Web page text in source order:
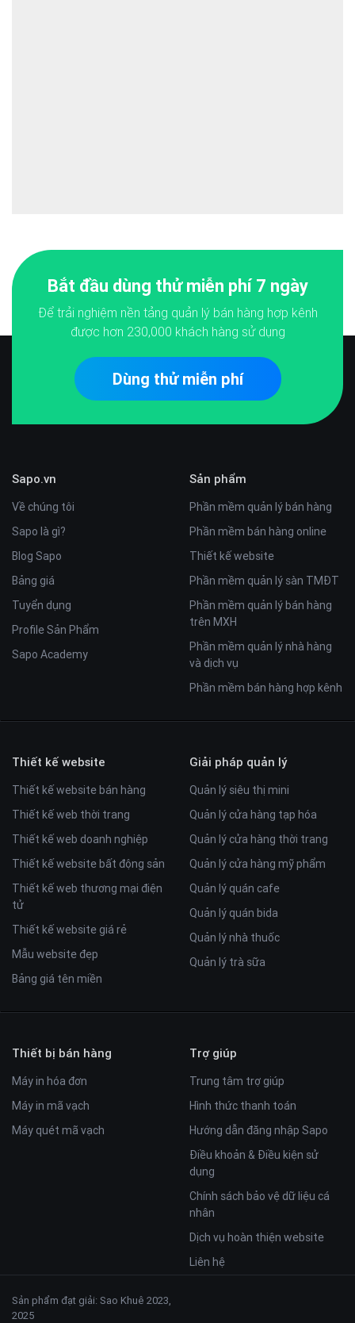
Bắt đầu dùng thử miễn phí 7 ngày
Để trải nghiệm nền tảng quản lý bán hàng hợp kênh
được hơn 230,000 khách hàng sử dụng
Dùng thử miễn phí
Sapo.vn
Về chúng tôi
Sapo là gì?
Blog Sapo
Bảng giá
Tuyển dụng
Profile Sản Phẩm
Sapo Academy
Sản phẩm
Phần mềm quản lý bán hàng
Phần mềm bán hàng online
Thiết kế website
Phần mềm quản lý sàn TMĐT
Phần mềm quản lý bán hàng
trên MXH
Phần mềm quản lý nhà hàng
và dịch vụ
Phần mềm bán hàng hợp kênh
Thiết kế website
Thiết kế website bán hàng
Thiết kế web thời trang
Thiết kế web doanh nghiệp
Thiết kế website bất động sản
Thiết kế web thương mại điện
tử
Thiết kế website giá rẻ
Mẫu website đẹp
Bảng giá tên miền
Giải pháp quản lý
Quản lý siêu thị mini
Quản lý cửa hàng tạp hóa
Quản lý cửa hàng thời trang
Quản lý cửa hàng mỹ phẩm
Quản lý quán cafe
Quản lý quán bida
Quản lý nhà thuốc
Quản lý trà sữa
Thiết bị bán hàng
Máy in hóa đơn
Máy in mã vạch
Máy quét mã vạch
Trợ giúp
Trung tâm trợ giúp
Hình thức thanh toán
Hướng dẫn đăng nhập Sapo
Điều khoản & Điều kiện sử
dụng
Chính sách bảo vệ dữ liệu cá
nhân
Dịch vụ hoàn thiện website
Liên hệ
Sản phẩm đạt giải: Sao Khuê 2023,
2025